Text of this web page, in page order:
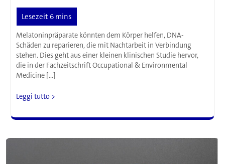
Melatoninpräparate könnten dem Körper helfen, DNA-
Schäden zu reparieren, die mit Nachtarbeit in Verbindung
stehen. Dies geht aus einer kleinen klinischen Studie hervor,
die in der Fachzeitschrift Occupational & Environmental
Medicine […]
Reparatur
DNA-
Wissenschaftler
Leggi tutto >